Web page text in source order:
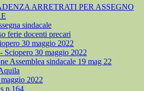
ARRETRATI PER ASSEGNO
sindacale
ferie docenti precari
30 maggio 2022
30 maggio 2022
Assemblea sindacale 19 mag 22
2022
n.164